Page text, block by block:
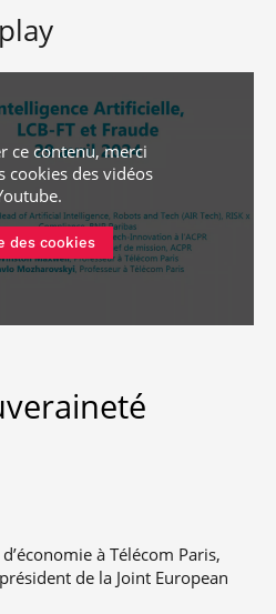
ce contenu, merci
cookies des vidéos
.
des cookies
à Télécom Paris,
de la Joint European